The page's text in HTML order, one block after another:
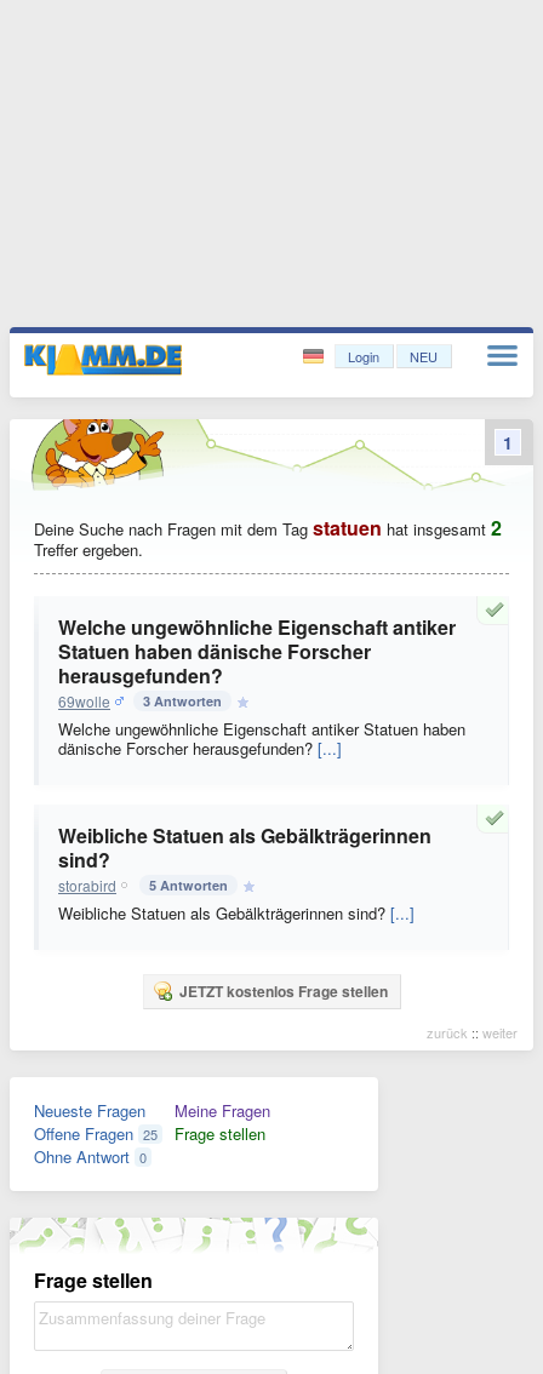
Login NEU
Deine Suche nach Fragen mit dem Tag statuen hat insgesamt 2
Treffer ergeben.
Welche ungewöhnliche Eigenschaft antiker
Statuen haben dänische Forscher
herausgefunden?
69wolle 3 Antworten
Welche ungewöhnliche Eigenschaft antiker Statuen haben
dänische Forscher herausgefunden? [...]
Weibliche Statuen als Gebälkträgerinnen
sind?
storabird 5 Antworten
Weibliche Statuen als Gebälkträgerinnen sind? [...]
JETZT kostenlos Frage stellen
zurück :: weiter
1
Neueste Fragen
Offene Fragen 25
Ohne Antwort 0
Meine Fragen
Frage stellen
Frage stellen